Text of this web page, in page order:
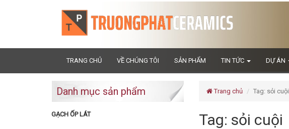
TRANG CHỦ VỀ CHÚNG TÔI SẢN PHẨM TIN TỨC DỰ ÁN
Trang chủ Tag: sỏi cuội
Tag: sỏi cuội
Danh mục sản phẩm
GẠCH ỐP LÁT